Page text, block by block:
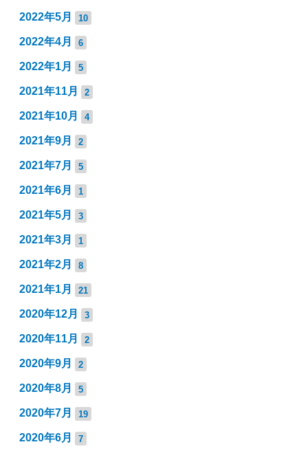
2022年5月 10
2022年4月 6
2022年1月 5
2021年11月 2
2021年10月 4
2021年9月 2
2021年7月 5
2021年6月 1
2021年5月 3
2021年3月 1
2021年2月 8
2021年1月 21
2020年12月 3
2020年11月 2
2020年9月 2
2020年8月 5
2020年7月 19
2020年6月 7